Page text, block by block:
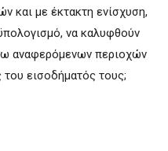
και με έκτακτη ενίσχυση,
να καλυφθούν
αναφερόμενων περιοχών
του εισοδήματός τους;